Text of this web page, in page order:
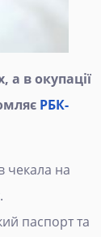
в окупації
РБК-
чекала на
паспорт та